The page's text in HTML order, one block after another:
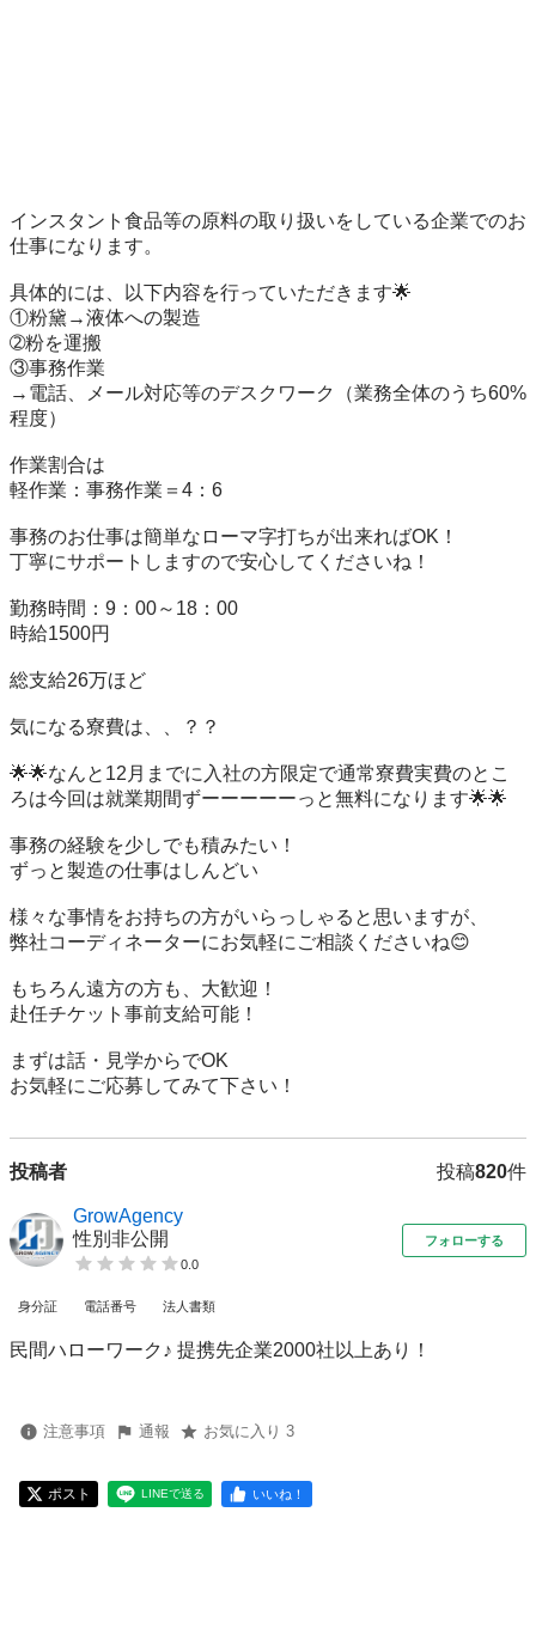
インスタント食品等の原料の取り扱いをしている企業でのお
仕事になります。
具体的には、以下内容を行っていただきます🌟
①粉黛→液体への製造
➁粉を運搬
③事務作業
→電話、メール対応等のデスクワーク（業務全体のうち60%
程度）
作業割合は
軽作業：事務作業＝4：6
事務のお仕事は簡単なローマ字打ちが出来ればOK！
丁寧にサポートしますので安心してくださいね！
勤務時間：9：00～18：00
時給1500円
総支給26万ほど
気になる寮費は、、？？
🌟🌟なんと12月までに入社の方限定で通常寮費実費のとこ
ろは今回は就業期間ずーーーーーっと無料になります🌟🌟
事務の経験を少しでも積みたい！
ずっと製造の仕事はしんどい
様々な事情をお持ちの方がいらっしゃると思いますが、
弊社コーディネーターにお気軽にご相談くださいね😊
もちろん遠方の方も、大歓迎！
赴任チケット事前支給可能！
まずは話・見学からでOK
お気軽にご応募してみて下さい！
投稿者 投稿820件
GrowAgency
性別非公開
0.0
フォローする
身分証 電話番号 法人書類
民間ハローワーク♪ 提携先企業2000社以上あり！
注意事項 通報 お気に入り 3
ポスト LINEで送る いいね！